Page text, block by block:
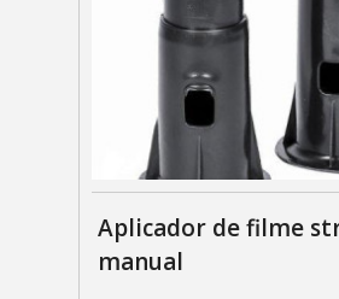
Aplicador de filme
manual